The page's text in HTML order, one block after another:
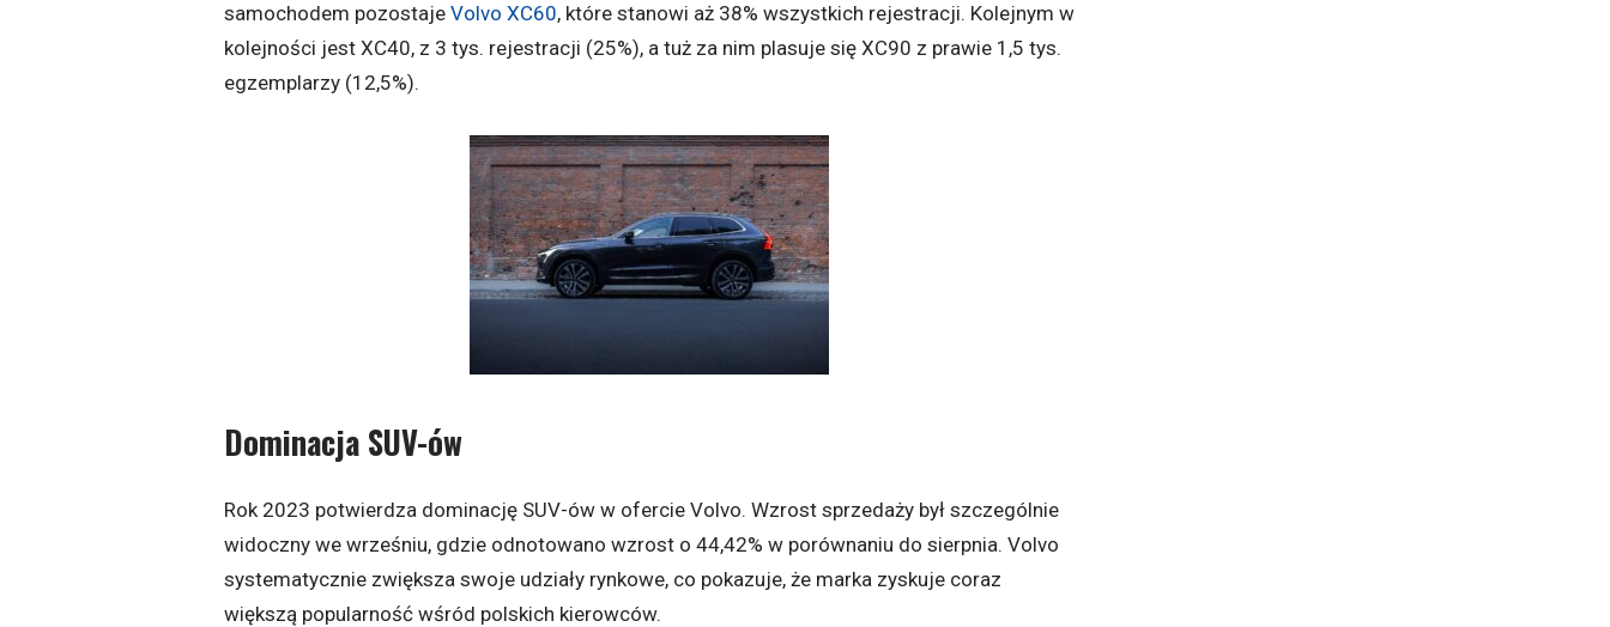
samochodem pozostaje Volvo XC60, które stanowi aż 38% wszystkich rejestracji. Kolejnym w
kolejności jest XC40, z 3 tys. rejestracji (25%), a tuż za nim plasuje się XC90 z prawie 1,5 tys.
egzemplarzy (12,5%).
Dominacja SUV-ów
Rok 2023 potwierdza dominację SUV-ów w ofercie Volvo. Wzrost sprzedaży był szczególnie
widoczny we wrześniu, gdzie odnotowano wzrost o 44,42% w porównaniu do sierpnia. Volvo
systematycznie zwiększa swoje udziały rynkowe, co pokazuje, że marka zyskuje coraz
większą popularność wśród polskich kierowców.